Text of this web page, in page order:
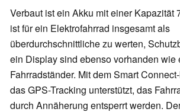
Verbaut ist ein Akku mit einer Kapazität
ist für ein Elektrofahrrad insgesamt als
überdurchschnittliche zu werten,
ein Display sind ebenso vorhanden wie
Fahrradständer. Mit dem Smart
das GPS-Tracking unterstützt, das
durch Annäherung entsperrt werden.